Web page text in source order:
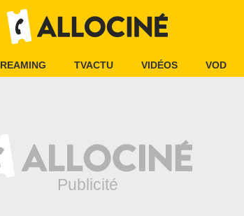
TVACTU VIDÉOS VOD